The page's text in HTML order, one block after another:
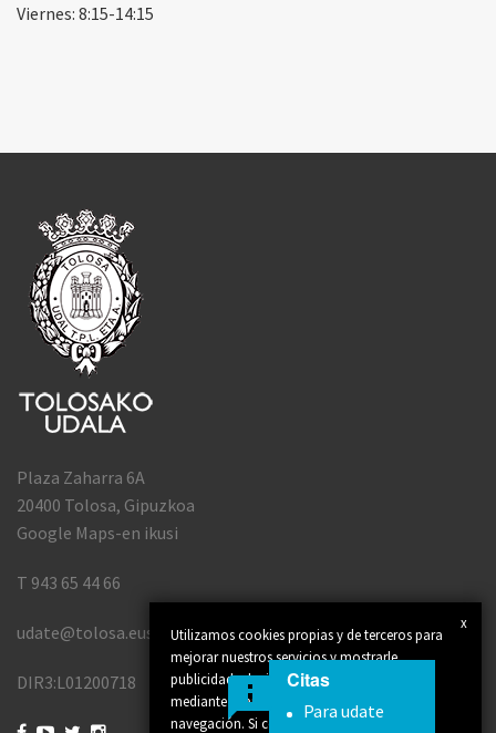
Citas
Para udate
Viernes: 8:15-14:15
x
Utilizamos cookies propias y de terceros para
mejorar nuestros servicios y mostrarle
publicidad relacionada con sus preferencias
mediante el análisis de sus hábitos de
navegación. Si continúa navegando,
Plaza Zaharra 6A
20400 Tolosa, Gipuzkoa
Google Maps-en ikusi
T 943 65 44 66
udate@tolosa.eus
DIR3:L01200718